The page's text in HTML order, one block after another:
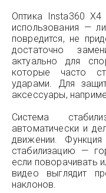
Оптика Insta360 X4
использования —
повредится, не
достаточно
актуально для
которые часто
ударами. Для
аксессуары,
Система
автоматически и
движении.
стабилизацию —
если поворачивать
видео выглядит
наклонов.